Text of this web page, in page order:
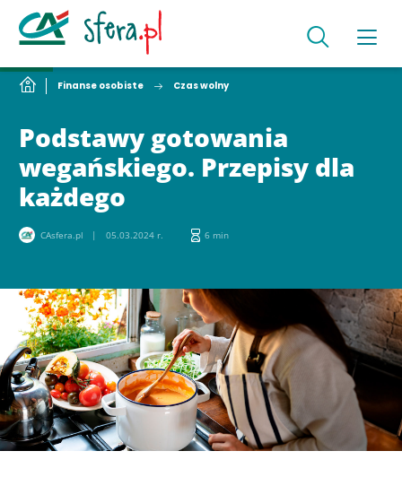
Finanse osobiste Czas wolny
Podstawy gotowania
wegańskiego. Przepisy dla
każdego
CAsfera.pl 05.03.2024 r. 6 min